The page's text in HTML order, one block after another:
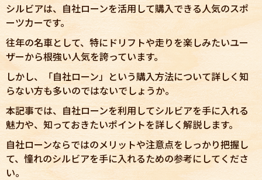
シルビアは、自社ローンを活用して購入できる人気のスポ
ーツカーです。
往年の名車として、特にドリフトや走りを楽しみたいユー
ザーから根強い人気を誇っています。
しかし、「自社ローン」という購入方法について詳しく知
らない方も多いのではないでしょうか。
本記事では、自社ローンを利用してシルビアを手に入れる
魅力や、知っておきたいポイントを詳しく解説します。
自社ローンならではのメリットや注意点をしっかり把握し
て、憧れのシルビアを手に入れるための参考にしてくださ
い。